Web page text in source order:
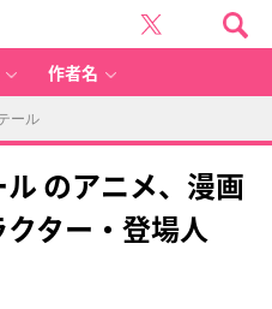
作者名
ール
のアニメ、漫画
ター・登場人